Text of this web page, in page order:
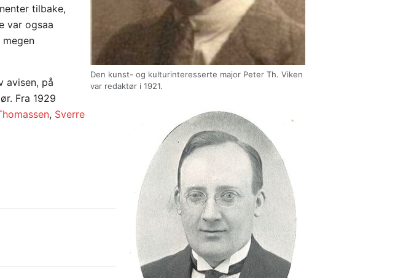
Den kunst- og kulturinteresserte major Peter Th. Viken
var redaktør i 1921.
tilbake,
var ogsaa
avisen, på
Fra 1929
, Sverre